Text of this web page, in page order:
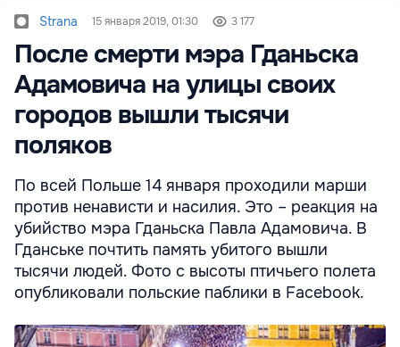
Strana 15 января 2019, 01:30 3 177
После смерти мэра Гданьска
Адамовича на улицы своих
городов вышли тысячи
поляков
По всей Польше 14 января проходили марши
против ненависти и насилия. Это – реакция на
убийство мэра Гданьска Павла Адамовича. В
Гданське почтить память убитого вышли
тысячи людей. Фото с высоты птичьего полета
опубликовали польские паблики в Fаcebook.